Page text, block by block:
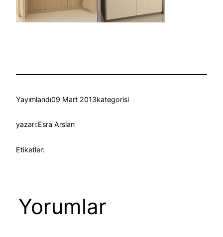
Yayımlandı09 Mart 2013kategorisi
yazarı:Esra Arslan
Etiketler:
Yorumlar